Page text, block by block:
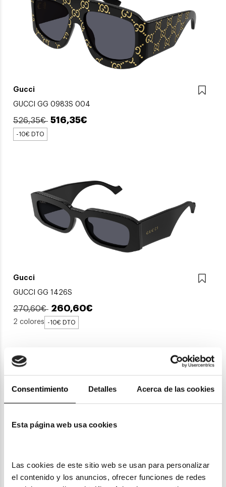
Consentimiento Detalles Acerca de las cookies
Esta página web usa cookies
Las cookies de este sitio web se usan para personalizar
el contenido y los anuncios, ofrecer funciones de redes
Gucci
GUCCI GG 0983S 004
526,35€ 516,35€
-10€ DTO
Gucci
GUCCI GG 1426S
270,60€ 260,60€
2 colores -10€ DTO
Gucci
GUCCI GG 1436S